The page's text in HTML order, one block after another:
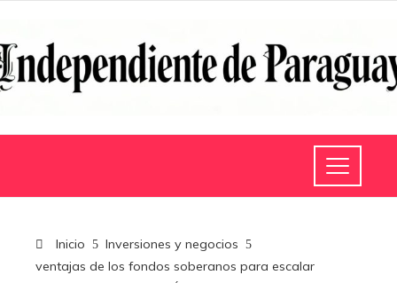
Inicio
Inversiones y negocios
ventajas de los fondos soberanos para escalar